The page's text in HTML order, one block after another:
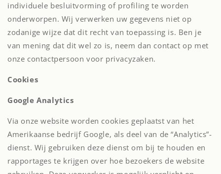
individuele besluitvorming of profiling te worden
onderworpen. Wij verwerken uw gegevens niet op
zodanige wijze dat dit recht van toepassing is. Ben je
van mening dat dit wel zo is, neem dan contact op met
onze contactpersoon voor privacyzaken.
Cookies
Google Analytics
Via onze website worden cookies geplaatst van het
Amerikaanse bedrijf Google, als deel van de “Analytics”-
dienst. Wij gebruiken deze dienst om bij te houden en
rapportages te krijgen over hoe bezoekers de website